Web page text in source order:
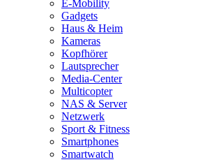
E-Mobility
Gadgets
Haus & Heim
Kameras
Kopfhörer
Lautsprecher
Media-Center
Multicopter
NAS & Server
Netzwerk
Sport & Fitness
Smartphones
Smartwatch